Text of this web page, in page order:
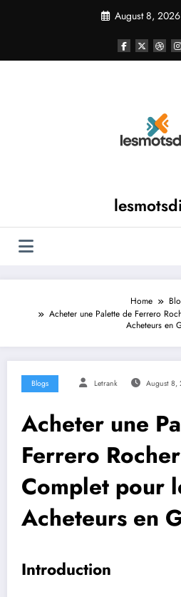
August 8, 2026
Home
Acheter une Palette de Ferrero
Acheteurs en
Blogs Letrank August 8,
Acheter une
Ferrero
Complet pour
Acheteurs en
Introduction